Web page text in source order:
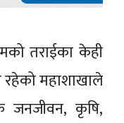
तराईका केही
रहेको महाशाखाले
कृषि,